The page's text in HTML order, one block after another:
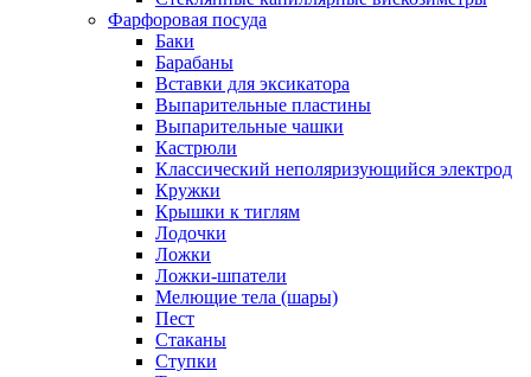
Фарфоровая посуда
Баки
Барабаны
Вставки для эксикатора
Выпарительные пластины
Выпарительные чашки
Кастрюли
Классический неполяризующийся электрод
Кружки
Крышки к тиглям
Лодочки
Ложки
Ложки-шпатели
Мелющие тела (шары)
Пест
Стаканы
Ступки